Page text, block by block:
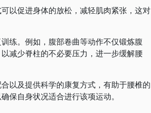
以促进身体的放松，减轻肌肉紧张，这对
练。例如，腹部卷曲等动作不仅锻炼腹
减少脊柱的不必要压力，进一步缓解腰
及提供科学的康复方式，有助于腰椎的
保自身状况适合进行该项运动‌。